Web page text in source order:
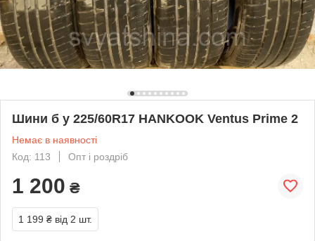
Шини б у 225/60R17 HANKOOK Ventus Prime 2
Немає в наявності
Код: 113
Опт і роздріб
1 200 ₴
1 199 ₴ від 2 шт.